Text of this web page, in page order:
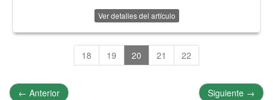
Ver detalles del artículo
18 19 20 21 22
← Anterior Siguiente →